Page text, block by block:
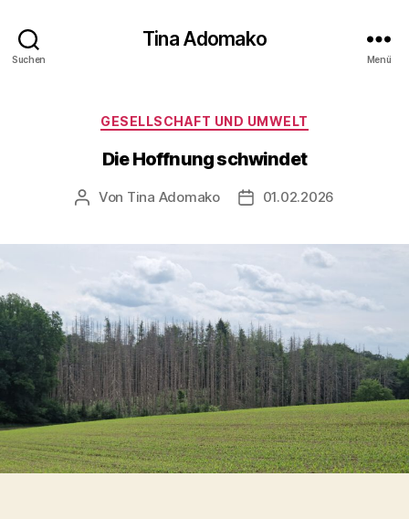
Suchen
Tina Adomako
Menü
Kategorien
GESELLSCHAFT UND UMWELT
Die Hoffnung schwindet
Beitragsautor
Von Tina Adomako Veröffentlichungsdatum
01.02.2026